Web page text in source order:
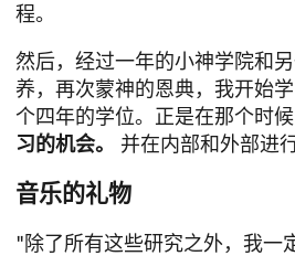
程。
然后，经过一年的小神学院和
养，再次蒙神的恩典，我开始
个四年的学位。正是在那个时候
习的机会。
并在内部和外部进
音乐的礼物
"除了所有这些研究之外，我一